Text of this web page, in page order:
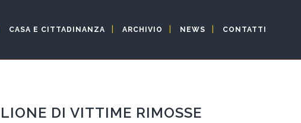
CASA E CITTADINANZA ARCHIVIO NEWS CONTATTI
DI VITTIME RIMOSSE